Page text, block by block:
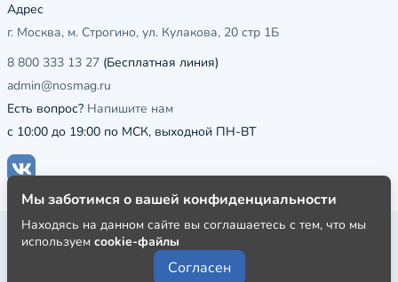
Адрес
г. Москва, м. Строгино, ул. Кулакова, 20 стр 1Б
8 800 333 13 27 (Бесплатная линия)
admin@nosmag.ru
Есть вопрос? Напишите нам
с 10:00 до 19:00 по МСК, выходной ПН-ВТ
Публичная оферта
Пользовательское соглашение
Мы заботимся о вашей конфиденциальности
Находясь на данном сайте вы соглашаетесь с тем, что мы
используем cookie-файлы
Согласен